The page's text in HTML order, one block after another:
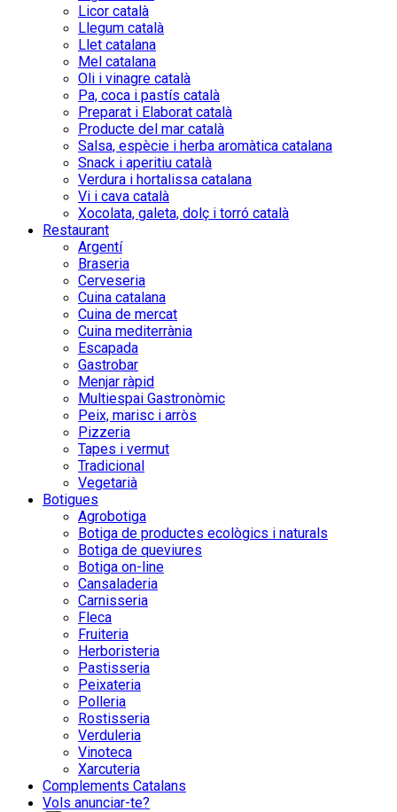
Licor català
Llegum català
Llet catalana
Mel catalana
Oli i vinagre català
Pa, coca i pastís català
Preparat i Elaborat català
Producte del mar català
Salsa, espècie i herba aromàtica catalana
Snack i aperitiu català
Verdura i hortalissa catalana
Vi i cava català
Xocolata, galeta, dolç i torró català
Restaurant
Argentí
Braseria
Cerveseria
Cuina catalana
Cuina de mercat
Cuina mediterrània
Escapada
Gastrobar
Menjar ràpid
Multiespai Gastronòmic
Peix, marisc i arròs
Pizzeria
Tapes i vermut
Tradicional
Vegetarià
Botigues
Agrobotiga
Botiga de productes ecològics i naturals
Botiga de queviures
Botiga on-line
Cansaladeria
Carnisseria
Fleca
Fruiteria
Herboristeria
Pastisseria
Peixateria
Polleria
Rostisseria
Verduleria
Vinoteca
Xarcuteria
Complements Catalans
Vols anunciar-te?